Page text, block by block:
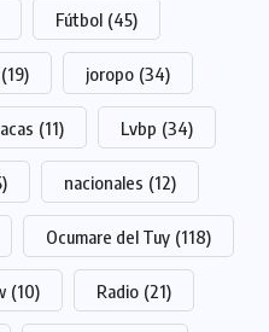
Fútbol (45)
(19) joropo (34)
(11) Lvbp (34)
nacionales (12)
Ocumare del Tuy (118)
(10) Radio (21)